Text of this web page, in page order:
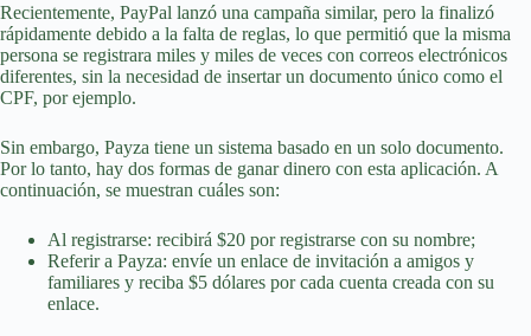
Recientemente, PayPal lanzó una campaña similar, pero la finalizó
rápidamente debido a la falta de reglas, lo que permitió que la misma
persona se registrara miles y miles de veces con correos electrónicos
diferentes, sin la necesidad de insertar un documento único como el
CPF, por ejemplo.
Sin embargo, Payza tiene un sistema basado en un solo documento.
Por lo tanto, hay dos formas de ganar dinero con esta aplicación. A
continuación, se muestran cuáles son:
Al registrarse: recibirá $20 por registrarse con su nombre;
Referir a Payza: envíe un enlace de invitación a amigos y
familiares y reciba $5 dólares por cada cuenta creada con su
enlace.